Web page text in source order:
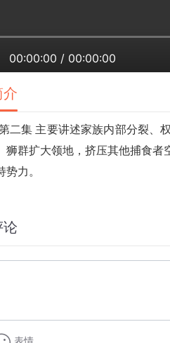
00:00:00 / 00:00:00
介
二集 主要讲述家族内部分裂、
狮群扩大领地，挤压其他捕食
势力。
论
表情